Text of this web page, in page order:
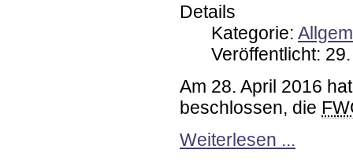
Details
Kategorie:
Veröffentlicht:
Am 28. April 2016
beschlossen, die
Weiterlesen ...